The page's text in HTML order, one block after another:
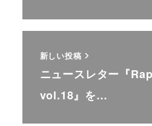
新しい投稿
ニュースレター『
vol.18』を…